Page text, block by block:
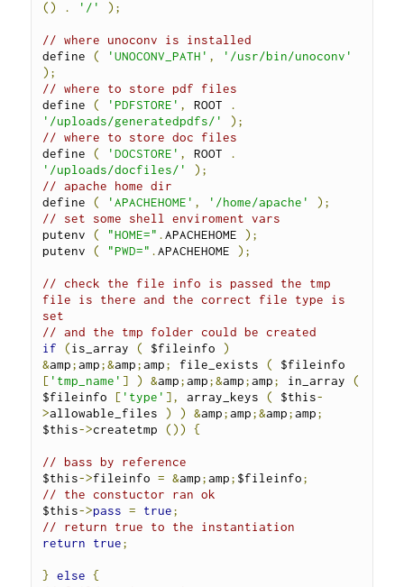
()
. '/' );
// where unoconv is installed
define ( 'UNOCONV_PATH' ,
'/usr/bin/unoconv'
);
// where to store pdf files
define ( 'PDFSTORE' , ROOT
.
'/uploads/generatedpdfs/'
);
// where to store doc files
define ( 'DOCSTORE' , ROOT
.
'/uploads/docfiles/'
);
// apache home dir
define ( 'APACHEHOME' , '/home/apache'
);
// set some shell enviroment vars
putenv ( "HOME=" .APACHEHOME );
putenv ( "PWD=" .APACHEHOME );
// check the file info is passed the tmp
file is there and the correct file type is
set
// and the tmp folder could be created
if
(is_array ( $fileinfo )
&amp;amp;&amp;amp; file_exists (
[ 'tmp_name' ] ) &amp;amp;&amp;amp; in_array (
$fileinfo [ 'type' ], array_keys ( $this-
>allowable_files ) ) &amp;amp;&amp;amp;
$this->createtmp ()) {
// bass by reference
$this->fileinfo = &amp;amp; $fileinfo;
// the constuctor ran ok
$this->pass = true;
// return true to the instantiation
return
true;
} else {